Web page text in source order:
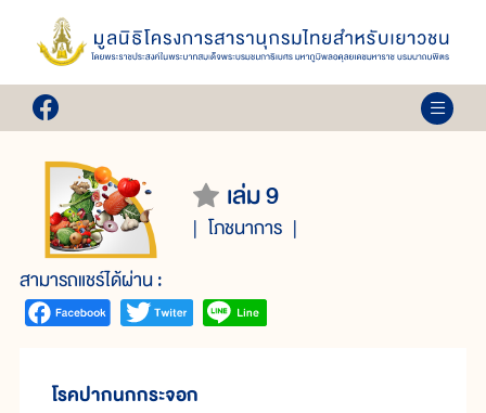
เล่ม 9
โภชนาการ
สามารถแชร์ได้ผ่าน :
โรคปากนกกระจอก